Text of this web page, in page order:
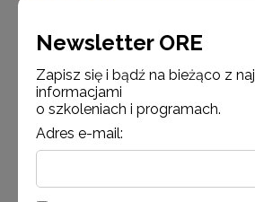
nauczania dla 55 zawodów odbyło
na rzecz kształcenia
zawodowa odpowiadająca
Czytaj więcej
Newsletter ORE
Zapisz się i bądź na bieżąco z
informacjami
o szkoleniach i programach.
Adres e-mail: